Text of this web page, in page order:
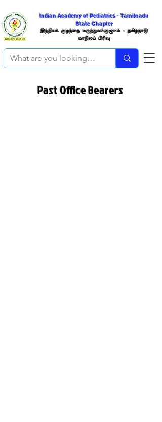
Indian Academy of Pediatrics - Tamilnadu
State Chapter
இந்தியக் குழந்தை மருத்துவக்குழுமம் -தமிழ்நாடு
மாநிலப்பிரிவு
Past Office Bearers